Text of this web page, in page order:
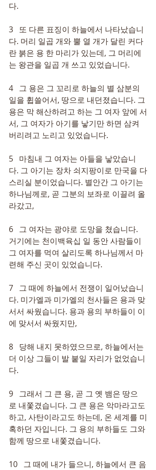
다.
3   또 다른 표징이 하늘에서 나타났습니
다. 머리 일곱 개와 뿔 열 개가 달린 커다
란 붉은 용 한 마리가 있는데, 그 머리에
는 왕관을 일곱 개 쓰고 있었습니다.
4   그 용은 그 꼬리로 하늘의 별 삼분의
일을 휩쓸어서, 땅으로 내던졌습니다. 그
용은 막 해산하려고 하는 그 여자 앞에 서
서, 그 여자가 아기를 낳기만 하면 삼켜
버리려고 노리고 있었습니다.
5   마침내 그 여자는 아들을 낳았습니
다. 그 아기는 장차 쇠지팡이로 만국을 다
스리실 분이었습니다. 별안간 그 아기는
하나님께로, 곧 그분의 보좌로 이끌려 올
라갔고,
6   그 여자는 광야로 도망을 쳤습니다.
거기에는 천이백육십 일 동안 사람들이
그 여자를 먹여 살리도록 하나님께서 마
련해 주신 곳이 있었습니다.
7   그 때에 하늘에서 전쟁이 일어났습니
다. 미가엘과 미가엘의 천사들은 용과 맞
서서 싸웠습니다. 용과 용의 부하들이 이
에 맞서서 싸웠지만,
8   당해 내지 못하였으므로, 하늘에서는
더 이상 그들이 발 붙일 자리가 없었습니
다.
9   그래서 그 큰 용, 곧 그 옛 뱀은 땅으
로 내쫓겼습니다. 그 큰 용은 악마라고도
하고, 사탄이라고도 하는데, 온 세계를 미
혹하던 자입니다. 그 용의 부하들도 그와
함께 땅으로 내쫓겼습니다.
10   그 때에 내가 들으니, 하늘에서 큰 음